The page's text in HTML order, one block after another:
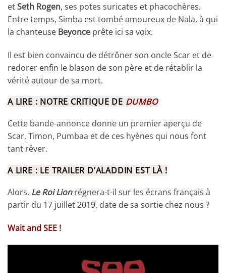
etSeth Rogen, ses potes suricates et phacochères.
Entre temps, Simba est tombé amoureux de Nala, à qui
la chanteuse Beyonce prête ici sa voix.
Il est bien convaincu de détrôner son oncle Scar et de
redorer enfin le blason de son père et de rétablir la
vérité autour de sa mort.
A LIRE : NOTRE CRITIQUE DE DUMBO
Cette bande-annonce donne un premier aperçu de
Scar, Timon, Pumbaa et de ces hyènes qui nous font
tant rêver.
A LIRE : LE TRAILER D’ALADDIN EST LÀ !
Alors, Le Roi Lionrégnera-t-il sur les écrans français à
partir du 17 juillet 2019, date de sa sortie chez nous ?
Wait and SEE !